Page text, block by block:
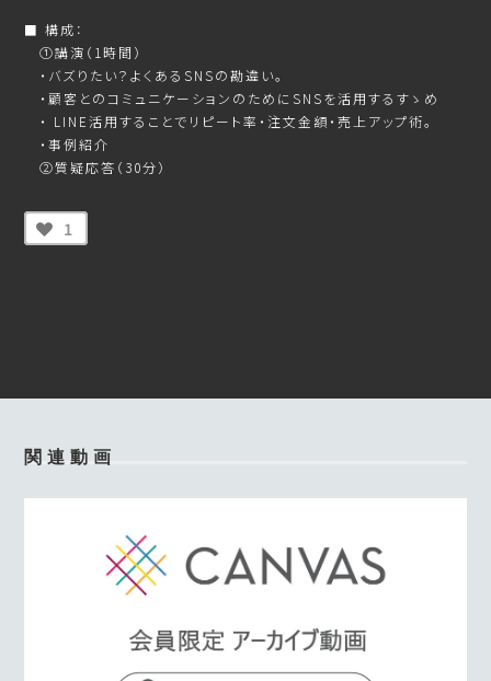
■ 構成：
①講演（1時間）
・バズりたい？よくあるSNSの勘違い。
・顧客とのコミュニケーションのためにSNSを活用するすゝめ
・ LINE活用することでリピート率・注文金額・売上アップ術。
・事例紹介
②質疑応答（30分）
1
関連動画